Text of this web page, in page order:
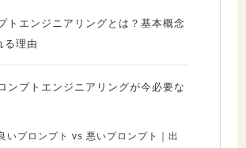
トエンジニアリングとは？基本概念
る理由
ンプトエンジニアリングが今必要な
いプロンプト vs 悪いプロンプト｜出